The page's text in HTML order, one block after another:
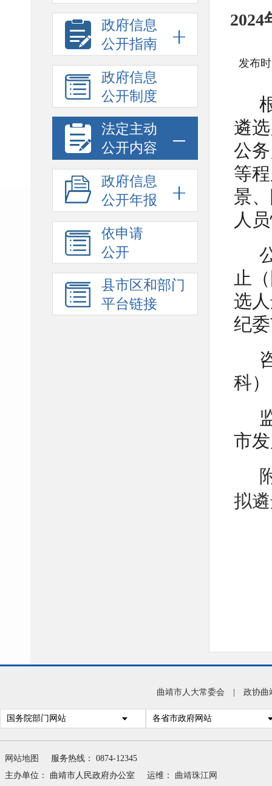
政府信息
公开指南
政府信息
公开制度
法定主动
公开内容
政府信息
公开年报
依申请
公开
县市区和部门
平台链接
发布
遴
公
等
景
人
止
选
纪
科）
市
拟
曲靖市人大常委会 政协曲
国务院部门网站 各省市政府网站
网站地图
服务热线： 0874-12345
主办单位： 曲靖市人民政府办公室
运维： 曲靖珠江网